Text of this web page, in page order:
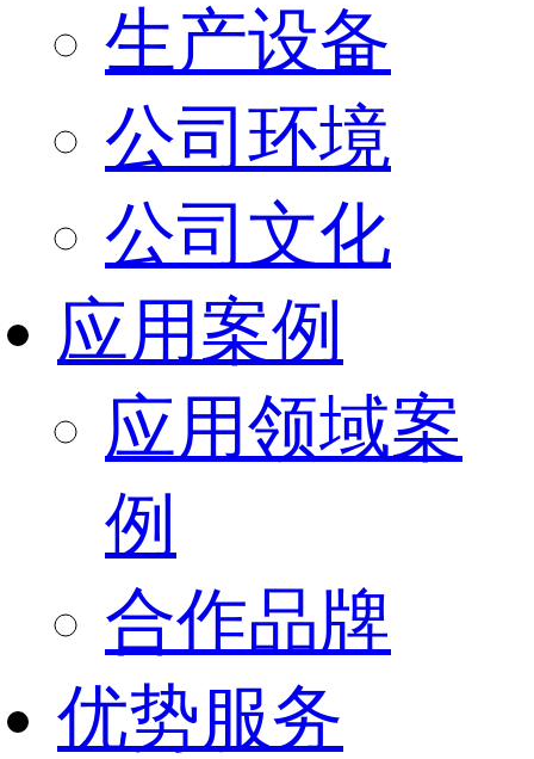
生产设备
公司环境
公司文化
应用案例
应用领域案
例
合作品牌
优势服务